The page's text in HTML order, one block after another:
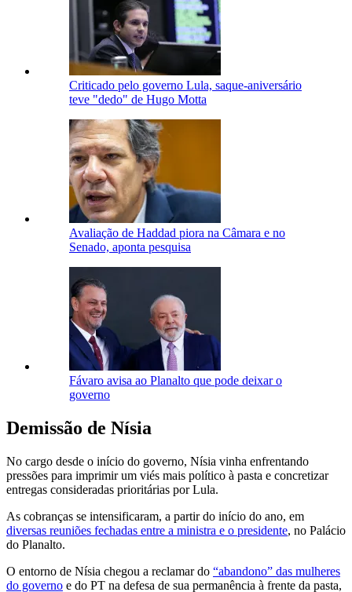
Criticado pelo governo Lula, saque-aniversário
teve "dedo" de Hugo Motta
Avaliação de Haddad piora na Câmara e no
Senado, aponta pesquisa
Fávaro avisa ao Planalto que pode deixar o
governo
Demissão de Nísia
No cargo desde o início do governo, Nísia vinha enfrentando
pressões para imprimir um viés mais político à pasta e concretizar
entregas consideradas prioritárias por Lula.
As cobranças se intensificaram, a partir do início do ano, em
diversas reuniões fechadas entre a ministra e o presidente, no Palácio
do Planalto.
O entorno de Nísia chegou a reclamar do “abandono” das mulheres
do governo e do PT na defesa de sua permanência à frente da pasta,